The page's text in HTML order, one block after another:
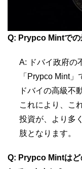
Q: Prypco Mintでの
A: ドバイ政府の
「Prypco Mint
ドバイの高級不
これにより、こ
投資が、より多
肢となります。
Q: Prypco Mintはど